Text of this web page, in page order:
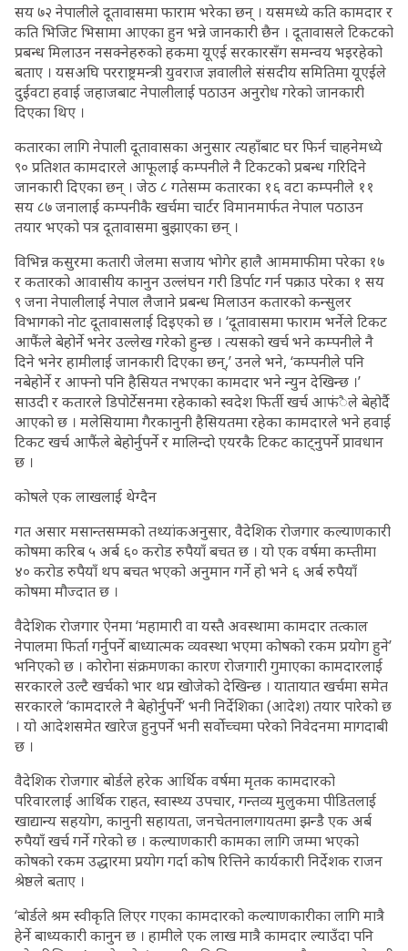
सय ७२ नेपालीले दूतावासमा फाराम भरेका छन् । यसमध्ये कति कामदार र
कति भिजिट भिसामा आएका हुन भन्ने जानकारी छैन । दूतावासले टिकटको
प्रबन्ध मिलाउन नसक्नेहरुको हकमा यूएई सरकारसँग समन्वय भइरहेको
बताए । यसअघि परराष्ट्रमन्त्री युवराज ज्ञवालीले संसदीय समितिमा यूएईले
दुईवटा हवाई जहाजबाट नेपालीलाई पठाउन अनुरोध गरेको जानकारी
दिएका थिए ।
कतारका लागि नेपाली दूतावासका अनुसार त्यहाँबाट घर फिर्न चाहनेमध्ये
९० प्रतिशत कामदारले आफूलाई कम्पनीले नै टिकटको प्रबन्ध गरिदिने
जानकारी दिएका छन् । जेठ ८ गतेसम्म कतारका १६ वटा कम्पनीले ११
सय ८७ जनालाई कम्पनीकै खर्चमा चार्टर विमानमार्फत नेपाल पठाउन
तयार भएको पत्र दूतावासमा बुझाएका छन् ।
विभिन्न कसुरमा कतारी जेलमा सजाय भोगेर हालै आममाफीमा परेका १७
र कतारको आवासीय कानुन उल्लंघन गरी डिर्पाट गर्न पक्राउ परेका १ सय
९ जना नेपालीलाई नेपाल लैजाने प्रबन्ध मिलाउन कतारको कन्सुलर
विभागको नोट दूतावासलाई दिइएको छ । ‘दूतावासमा फाराम भर्नेले टिकट
आफैंले बेहोर्ने भनेर उल्लेख गरेको हुन्छ । त्यसको खर्च भने कम्पनीले नै
दिने भनेर हामीलाई जानकारी दिएका छन्,’ उनले भने, ‘कम्पनीले पनि
नबेहोर्ने र आफ्नो पनि हैसियत नभएका कामदार भने न्युन देखिन्छ ।’
साउदी र कतारले डिपोर्टेसनमा रहेकाको स्वदेश फिर्ती खर्च आफंैले बेहोर्दै
आएको छ । मलेसियामा गैरकानुनी हैसियतमा रहेका कामदारले भने हवाई
टिकट खर्च आफैंले बेहोर्नुपर्ने र मालिन्दो एयरकै टिकट काट्नुपर्ने प्रावधान
छ ।
कोषले एक लाखलाई थेग्दैन
गत असार मसान्तसम्मको तथ्यांकअनुसार, वैदेशिक रोजगार कल्याणकारी
कोषमा करिब ५ अर्ब ६० करोड रुपैयाँ बचत छ । यो एक वर्षमा कम्तीमा
४० करोड रुपैयाँ थप बचत भएको अनुमान गर्ने हो भने ६ अर्ब रुपैयाँ
कोषमा मौज्दात छ ।
वैदेशिक रोजगार ऐनमा ‘महामारी वा यस्तै अवस्थामा कामदार तत्काल
नेपालमा फिर्ता गर्नुपर्ने बाध्यात्मक व्यवस्था भएमा कोषको रकम प्रयोग हुने’
भनिएको छ । कोरोना संक्रमणका कारण रोजगारी गुमाएका कामदारलाई
सरकारले उल्टै खर्चको भार थप्न खोजेको देखिन्छ । यातायात खर्चमा समेत
सरकारले ‘कामदारले नै बेहोर्नुपर्ने’ भनी निर्देशिका (आदेश) तयार पारेको छ
। यो आदेशसमेत खारेज हुनुपर्ने भनी सर्वोच्चमा परेको निवेदनमा मागदाबी
छ ।
वैदेशिक रोजगार बोर्डले हरेक आर्थिक वर्षमा मृतक कामदारको
परिवारलाई आर्थिक राहत, स्वास्थ्य उपचार, गन्तव्य मुलुकमा पीडितलाई
खाद्यान्य सहयोग, कानुनी सहायता, जनचेतनालगायतमा झन्डै एक अर्ब
रुपैयाँ खर्च गर्ने गरेको छ । कल्याणकारी कामका लागि जम्मा भएको
कोषको रकम उद्धारमा प्रयोग गर्दा कोष रित्तिने कार्यकारी निर्देशक राजन
श्रेष्ठले बताए ।
‘बोर्डले श्रम स्वीकृति लिएर गएका कामदारको कल्याणकारीका लागि मात्रै
हेर्ने बाध्यकारी कानुन छ । हामीले एक लाख मात्रै कामदार ल्याउँदा पनि